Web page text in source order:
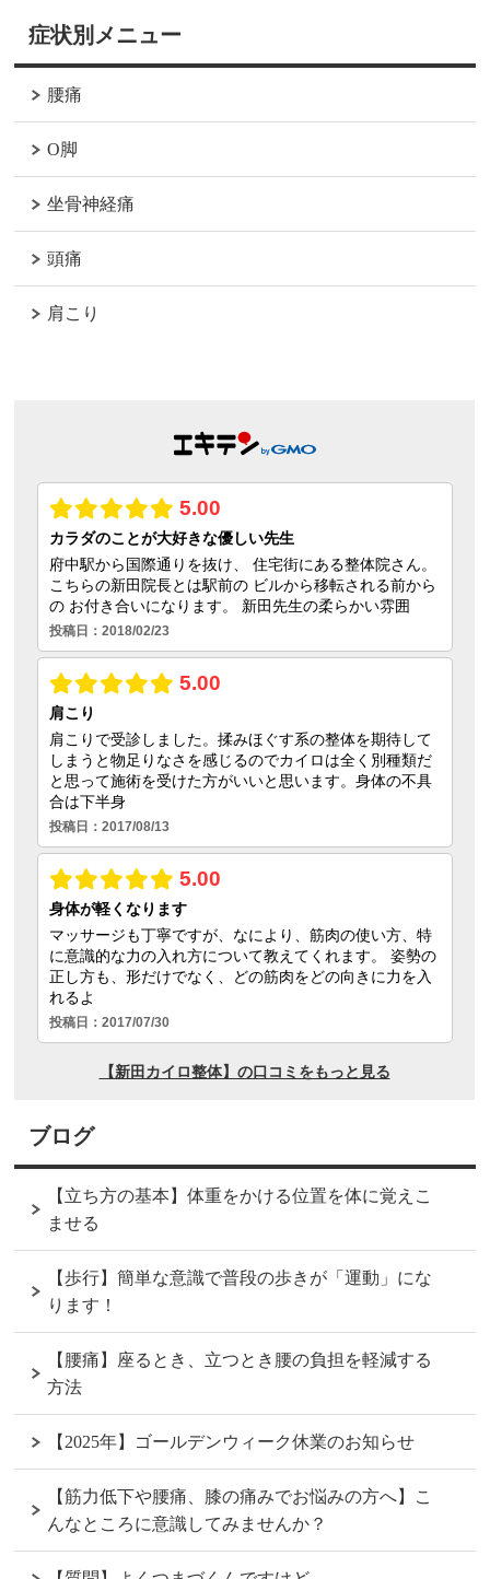
症状別メニュー
腰痛
O脚
坐骨神経痛
頭痛
肩こり
ブログ
【立ち方の基本】体重をかける位置を体に覚えこ
ませる
【歩行】簡単な意識で普段の歩きが「運動」にな
ります！
【腰痛】座るとき、立つとき腰の負担を軽減する
方法
【2025年】ゴールデンウィーク休業のお知らせ
【筋力低下や腰痛、膝の痛みでお悩みの方へ】こ
んなところに意識してみませんか？